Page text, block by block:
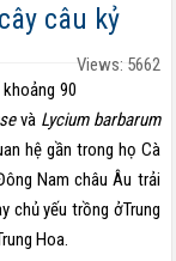
câu kỷ
Views: 5662
90
và Lycium barbarum
hệ gần trong họ Cà
Nam châu Âu trải
chủ yếu trồng ởTrung
Hoa.